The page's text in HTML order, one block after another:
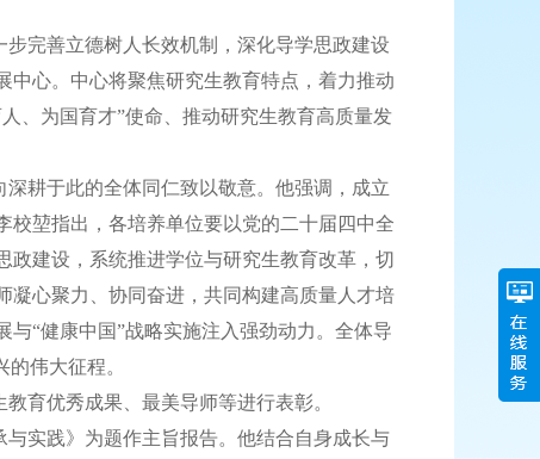
完善立德树人长效机制，深化导学思政建设
中心。中心将聚焦研究生教育特点，着力推动
、为国育才”使命、推动研究生教育高质量发
耕于此的全体同仁致以敬意。他强调，成立
校堃指出，各培养单位要以党的二十届四中全
建设，系统推进学位与研究生教育改革，切
凝心聚力、协同奋进，共同构建高质量人才培
“健康中国”战略实施注入强劲动力。全体导
伟大征程。
育优秀成果、最美导师等进行表彰。
实践》为题作主旨报告。他结合自身成长与